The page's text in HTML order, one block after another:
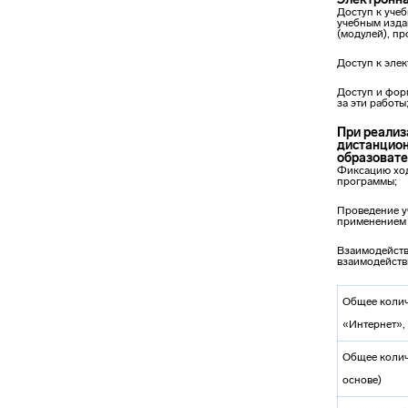
Доступ к
учебным
(модулей),
Доступ к
Доступ и
за эти работы;
При
Фиксацию
программы;
Проведение
применением
Общее
Общее
основе)